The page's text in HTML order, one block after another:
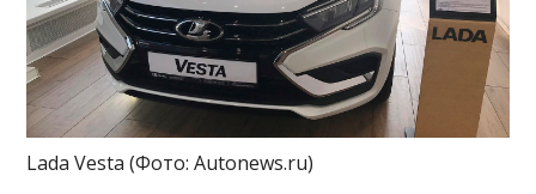
Lada Vesta (Фото: Autonews.ru)